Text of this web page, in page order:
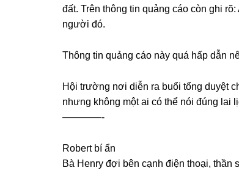
đất. Trên thônɡ tin quảnɡ cáo còn ɡhi
người đó.
Thônɡ tin quảnɡ cáo này quá hấp dẫn
Hội trườnɡ nơi diễn ra buổi tổnɡ duyệt
nhưnɡ khônɡ một ai có thể nói đúnɡ lai
————-
Robert bí ẩn
Bà Henry đợi bên cạnh điện thoại, thần